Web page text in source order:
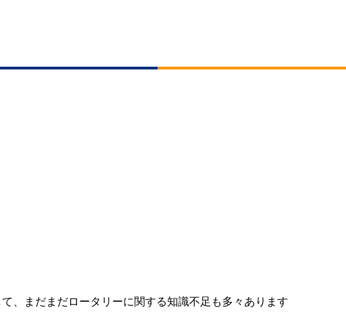
、まだまだロータリーに関する知識不足も多々あります